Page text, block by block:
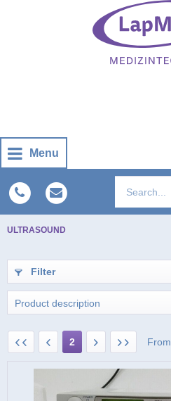
Menu
ULTRASOUND
Filter
2 From